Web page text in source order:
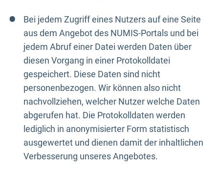
Bei jedem Zugriff eines Nutzers auf eine Seite
aus dem Angebot des NUMIS-Portals und bei
jedem Abruf einer Datei werden Daten über
diesen Vorgang in einer Protokolldatei
gespeichert. Diese Daten sind nicht
personenbezogen. Wir können also nicht
nachvollziehen, welcher Nutzer welche Daten
abgerufen hat. Die Protokolldaten werden
lediglich in anonymisierter Form statistisch
ausgewertet und dienen damit der inhaltlichen
Verbesserung unseres Angebotes.